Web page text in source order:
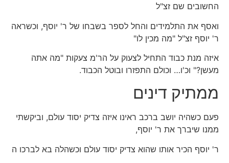
החשובים שם זצ"ל
ואסף את התלמידים והחל לספר בשבחו של ר' יוסף, וכשראה
ר' יוסף זצ"ל "מה מכין לו"
איזה מנת כבוד התחיל לצעוק על הר'מ צעקות "מה אתה
מעשן?" וכ'ו… וכולם התפזרו ובוטל הכבוד.
ממתיק דינים
פעם כשהיה יושב ברכב ראינו איזה צדיק יסוד עולם, וביקשתי
ממנו שיברך את ר' יוסף,
ר' יוסף הכיר אותו שהוא צדיק יסוד עולם וכשהלה בא לברכו ה